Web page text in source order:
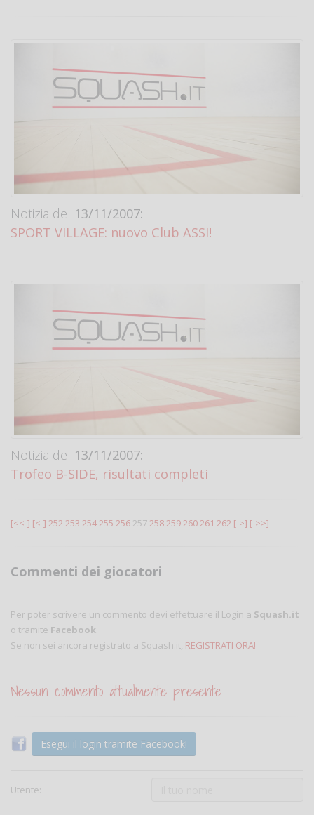
Notizia del 13/11/2007:
SPORT VILLAGE: nuovo Club ASSI!
Notizia del 13/11/2007:
Trofeo B-SIDE, risultati completi
[<<-] [<-] 252 253 254255 256 257258259260261 262 [->] [->>]
Commenti dei giocatori
Per poter scrivere un commento devi effettuare il Login a Squash.it
o tramite Facebook.
Se non sei ancora registrato a Squash.it, REGISTRATI ORA!
Nessun commento attualmente presente
Esegui il login tramite Facebook!
Utente: